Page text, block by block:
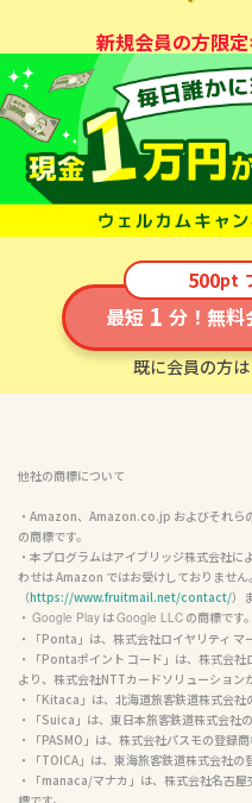
新規会員の方限
500pt
最短 1 分！無料
既に会員の方は
他社の商標について
・Amazon、Amazon.co.jp およびそれ
の商標です。
・本プログラムはアイブリッジ株式会社
わせは Amazon ではお受けしておりませ
（https://www.fruitmail.net/contact/）
・ Google Play は Google LLC の商標です。
・「Ponta」は、株式会社ロイヤリティ マ
・「Pontaポイント コード」は、株式会
より、株式会社NTTカードソリューション
・「Kitaca」は、北海道旅客鉄道株式会社
・「Suica」は、東日本旅客鉄道株式会社の
・「PASMO」は、株式会社パスモの登録商
・「TOICA」は、東海旅客鉄道株式会社の
・「manaca/マナカ」は、株式会社名古